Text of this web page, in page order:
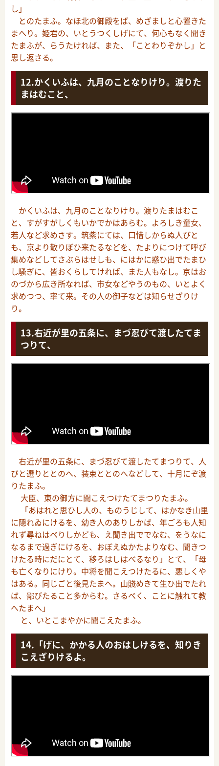
し」
とのたまふ。なほ北の御殿をば、めざましと心置きた
まへり。姫君の、いとうつくしげにて、何心もなく聞き
たまふが、らうたければ、また、「ことわりぞかし」と
思し返さる。
かくいふは、九月のことなりけり。渡りた
まはむこと、
かくいふは、九月のことなりけり。渡りたまはむこ
と、すがすがしくもいかでかはあらむ。よろしき童女、
若人など求めさす。筑紫にては、口惜しからぬ人びと
も、京より散りぼひ来たるなどを、たよりにつけて呼び
集めなどしてさぶらはせしも、にはかに惑ひ出でたまひ
し騷ぎに、皆おくらしてければ、また人もなし。京はお
のづから広き所なれば、市女などやうのもの、いとよく
求めつつ、率て来。その人の御子などは知らせざりけ
り。
右近が里の五条に、まづ忍びて渡したてま
つりて、
右近が里の五条に、まづ忍びて渡したてまつりて、人
びと選りととのへ、装束ととのへなどして、十月にぞ渡
りたまふ。
大臣、東の御方に聞こえつけたてまつりたまふ。
「あはれと思ひし人の、ものうじして、はかなき山里
に隠れゐにけるを、幼き人のありしかば、年ごろも人知
れず尋ねはべりしかども、え聞き出ででなむ、をうなに
なるまで過ぎにけるを、おぼえぬかたよりなむ、聞きつ
けたる時にだにとて、移ろはしはべるなり」とて、「母
も亡くなりにけり。中将を聞こえつけたるに、悪しくや
はある。同じごと後見たまへ。山賤めきて生ひ出でたれ
ば、鄙びたること多からむ。さるべく、ことに触れて教
へたまへ」
と、いとこまやかに聞こえたまふ。
「げに、かかる人のおはしけるを、知りき
こえざりけるよ。